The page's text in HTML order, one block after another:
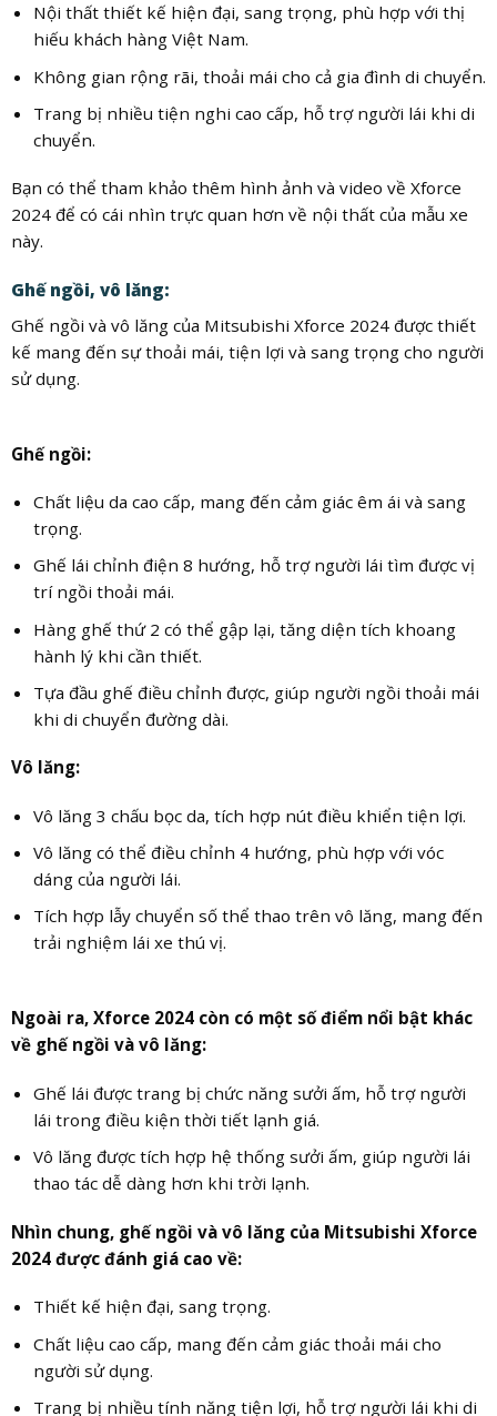
Nội thất thiết kế hiện đại, sang trọng, phù hợp với thị
hiếu khách hàng Việt Nam.
Không gian rộng rãi, thoải mái cho cả gia đình di chuyển.
Trang bị nhiều tiện nghi cao cấp, hỗ trợ người lái khi di
chuyển.
Bạn có thể tham khảo thêm hình ảnh và video về Xforce
2024 để có cái nhìn trực quan hơn về nội thất của mẫu xe
này.
Ghế ngồi, vô lăng:
Ghế ngồi và vô lăng của Mitsubishi Xforce 2024 được thiết
kế mang đến sự thoải mái, tiện lợi và sang trọng cho người
sử dụng.
Ghế ngồi:
Chất liệu da cao cấp, mang đến cảm giác êm ái và sang
trọng.
Ghế lái chỉnh điện 8 hướng, hỗ trợ người lái tìm được vị
trí ngồi thoải mái.
Hàng ghế thứ 2 có thể gập lại, tăng diện tích khoang
hành lý khi cần thiết.
Tựa đầu ghế điều chỉnh được, giúp người ngồi thoải mái
khi di chuyển đường dài.
Vô lăng:
Vô lăng 3 chấu bọc da, tích hợp nút điều khiển tiện lợi.
Vô lăng có thể điều chỉnh 4 hướng, phù hợp với vóc
dáng của người lái.
Tích hợp lẫy chuyển số thể thao trên vô lăng, mang đến
trải nghiệm lái xe thú vị.
Ngoài ra, Xforce 2024 còn có một số điểm nổi bật khác
về ghế ngồi và vô lăng:
Ghế lái được trang bị chức năng sưởi ấm, hỗ trợ người
lái trong điều kiện thời tiết lạnh giá.
Vô lăng được tích hợp hệ thống sưởi ấm, giúp người lái
thao tác dễ dàng hơn khi trời lạnh.
Nhìn chung, ghế ngồi và vô lăng của Mitsubishi Xforce
2024 được đánh giá cao về:
Thiết kế hiện đại, sang trọng.
Chất liệu cao cấp, mang đến cảm giác thoải mái cho
người sử dụng.
Trang bị nhiều tính năng tiện lợi, hỗ trợ người lái khi di